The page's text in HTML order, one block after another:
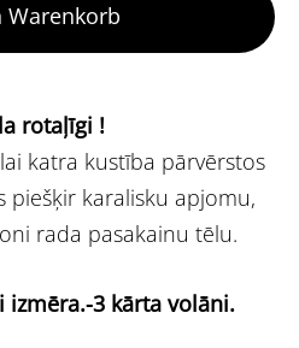
Warenkorb
rotaļīgi !
katra kustība pārvērstos
piešķir karalisku apjomu,
rada pasakainu tēlu.
izmēra.-3 kārta volāni.